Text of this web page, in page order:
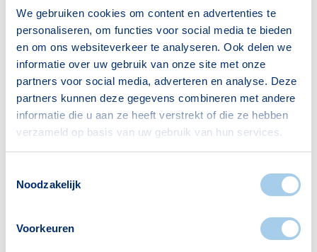
We gebruiken cookies om content en advertenties te
personaliseren, om functies voor social media te bieden
en om ons websiteverkeer te analyseren. Ook delen we
informatie over uw gebruik van onze site met onze
partners voor social media, adverteren en analyse. Deze
partners kunnen deze gegevens combineren met andere
informatie die u aan ze heeft verstrekt of die ze hebben
verzameld op basis van uw gebruik van hun services.
Noodzakelijk
Voorkeuren
Voorzieningen in Ooyse
Schependom
Deze wijk heeft het allemaal voor je. Zo vind je
Supermarkten Apotheken